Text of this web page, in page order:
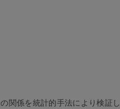
の関係を統計的手法により検証し